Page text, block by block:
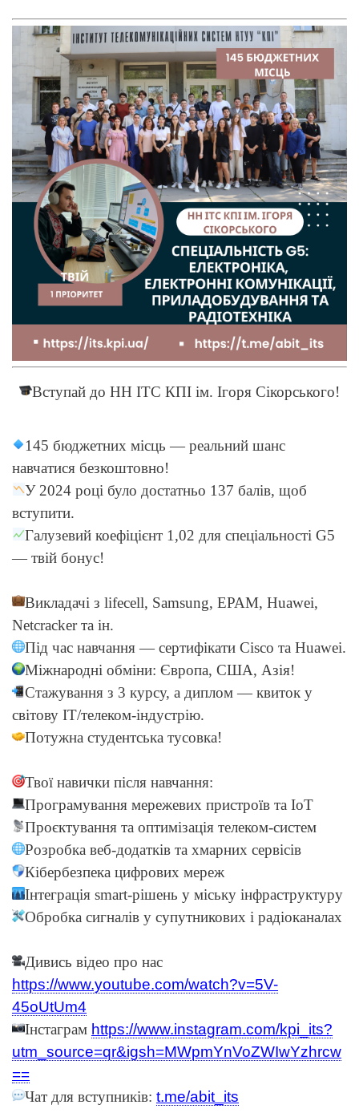
Вступай до НН ІТС КПІ ім. Ігоря Сікорського!
145 бюджетних місць — реальний шанс
навчатися безкоштовно!
У 2024 році було достатньо 137 балів, щоб
вступити.
Галузевий коефіцієнт 1,02 для спеціальності G5
— твій бонус!
Викладачі з lifecell, Samsung, EPAM, Huawei,
Netcracker та ін.
Під час навчання — сертифікати Cisco та Huawei.
Міжнародні обміни: Європа, США, Азія!
Стажування з 3 курсу, а диплом — квиток у
світову IT/телеком-індустрію.
Потужна студентська тусовка!
Твої навички після навчання:
Програмування мережевих пристроїв та IoT
Проєктування та оптимізація телеком-систем
Розробка веб-додатків та хмарних сервісів
Кібербезпека цифрових мереж
Інтеграція smart-рішень у міську інфраструктуру
Обробка сигналів у супутникових і радіоканалах
Дивись відео про нас
https://www.youtube.com/watch?v=5V-
45oUtUm4
Інстаграм https://www.instagram.com/kpi_its?
utm_source=qr&igsh=MWpmYnVoZWIwYzhrcw
==
Чат для вступників: t.me/abit_its